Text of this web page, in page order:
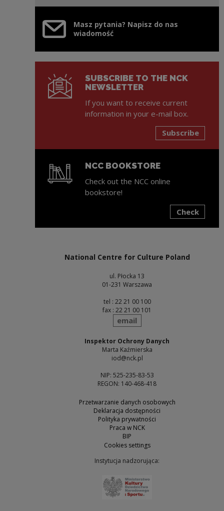
Masz pytania? Napisz do nas
wiadomość
SUBSCRIBE TO THE NCK
NEWSLETTER
If you want to receive current
information in your e-mail box.
Subscribe
NCC BOOKSTORE
Check out the NCC online
bookstore!
Check
National Centre for Culture Poland
ul. Płocka 13
01-231 Warszawa
tel : 22 21 00 100
fax : 22 21 00 101
send
email
Inspektor Ochrony Danych
Marta Kaźmierska
iod@nck.pl
NIP: 525-235-83-53
REGON: 140-468-418
Przetwarzanie danych osobowych
Deklaracja dostępności
Polityka prywatności
Praca w NCK
BIP
Cookies settings
Instytucja nadzorująca: